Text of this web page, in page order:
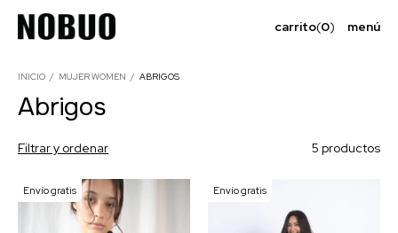
menú
carrito(0)
INICIO / MUJER WOMEN / ABRIGOS
Abrigos
Filtrar y ordenar 5 productos
Envío gratis Envío gratis